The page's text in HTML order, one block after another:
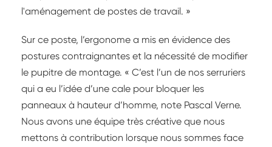
l'aménagement de postes de travail. »
Sur ce poste, l’ergonome a mis en évidence des
postures contraignantes et la nécessité de modifier
le pupitre de montage. « C’est l’un de nos serruriers
qui a eu l’idée d’une cale pour bloquer les
panneaux à hauteur d’homme, note Pascal Verne.
Nous avons une équipe très créative que nous
mettons à contribution lorsque nous sommes face